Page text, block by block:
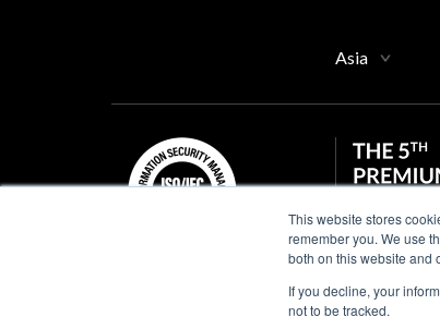
This website stores
remember you. We use
both on this website and
If you decline, your
not to be tracked.
Asia